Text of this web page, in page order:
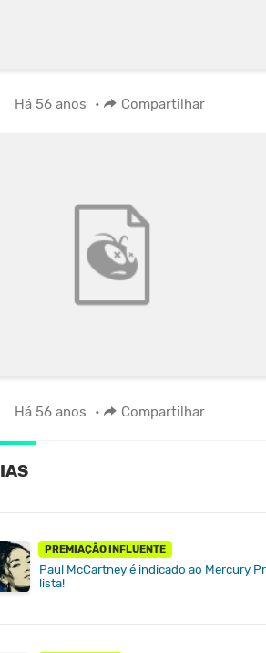
Há 56 anos • Compartilhar
Há 56 anos • Compartilhar
PREMIAÇÃO INFLUENTE
Paul McCartney é indicado ao Mercury
lista!